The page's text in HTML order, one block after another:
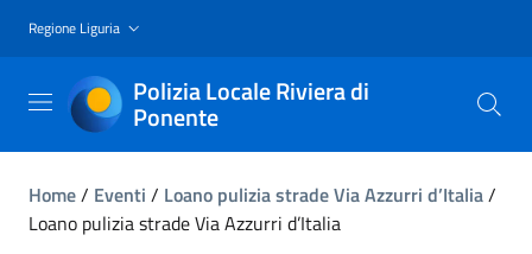
Regione Liguria
Polizia Locale Riviera di
Ponente
Home/ Eventi / Loano pulizia strade Via Azzurri d’Italia/
Loano pulizia strade Via Azzurri d’Italia